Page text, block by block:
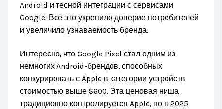
Android и тесной интеграции с сервисами
Google. Всё это укрепило доверие потребителей
и увеличило узнаваемость бренда.
Интересно, что Google Pixel стал одним из
немногих Android-брендов, способных
конкурировать с Apple в категории устройств
стоимостью выше $600. Эта ценовая ниша
традиционно контролируется Apple, но в 2025